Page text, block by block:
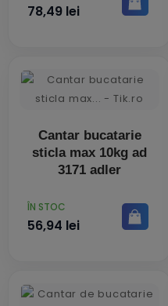
78,49 lei
Cantar bucatarie
sticla max 10kg ad
3171 adler
PRET
ÎN STOC
56,94 lei